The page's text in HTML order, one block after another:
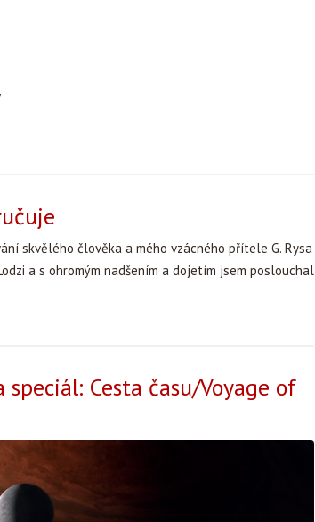
skvělého člověka a mého vzácného přítele G. Rysa
a s ohromým nadšením a dojetím jsem poslouchal
Cesta času/Voyage of